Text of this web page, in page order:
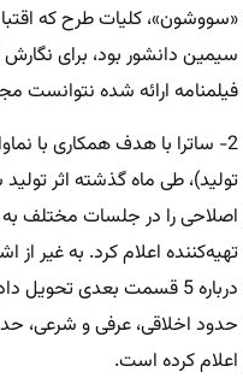
«سووشون»، کلیات طرح که
سیمین دانشور بود، برای
فیلمنامه ارائه شده نتوانست
2- ساترا با هدف همکاری با
تولید)، طی ماه گذشته اثر
اصلاحی را در جلسات مختلف به
تهیه‌کننده اعلام کرد. به غیر
درباره‌ 5 قسمت بعدی
حدود اخلاقی، عرفی و شرعی،
اعلام کرده است.